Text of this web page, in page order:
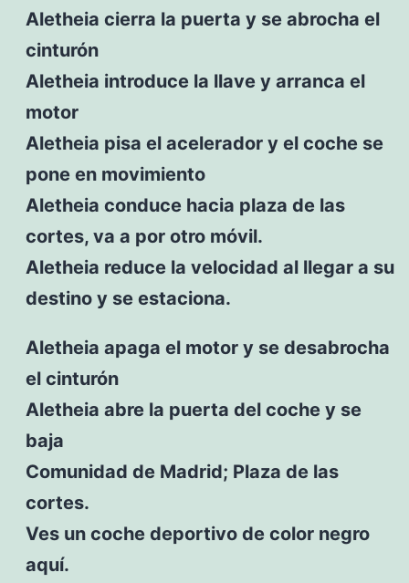
Aletheia cierra la puerta y se abrocha el
cinturón
Aletheia introduce la llave y arranca el
motor
Aletheia pisa el acelerador y el coche se
pone en movimiento
Aletheia conduce hacia plaza de las
cortes, va a por otro móvil.
Aletheia reduce la velocidad al llegar a su
destino y se estaciona.
Aletheia apaga el motor y se desabrocha
el cinturón
Aletheia abre la puerta del coche y se
baja
Comunidad de Madrid; Plaza de las
cortes.
Ves un coche deportivo de color negro
aquí.